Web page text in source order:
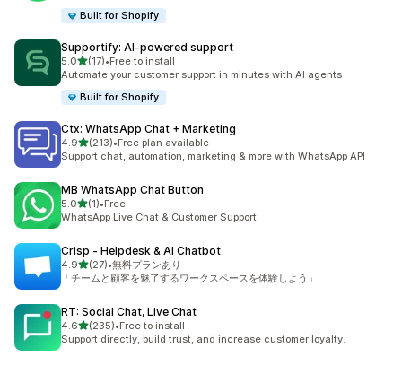
Built for Shopify
Supportify: AI‑powered support
5.05つ星中
(17)
合計レビュー数：17件
•Free to install
Automate your customer support in minutes with AI agents
Built for Shopify
Ctx: WhatsApp Chat + Marketing
4.95つ星中
(213)
合計レビュー数：213件
•Free plan available
Support chat, automation, marketing & more with WhatsApp API
MB WhatsApp Chat Button
5.05つ星中
(1)
合計レビュー数：1件
•Free
WhatsApp Live Chat & Customer Support
Crisp ‑ Helpdesk & AI Chatbot
4.95つ星中
(27)
合計レビュー数：27件
•無料プランあり
「チームと顧客を魅了するワークスペースを体験しよう」
RT: Social Chat, Live Chat
4.65つ星中
(235)
合計レビュー数：235件
•Free to install
Support directly, build trust, and increase customer loyalty.